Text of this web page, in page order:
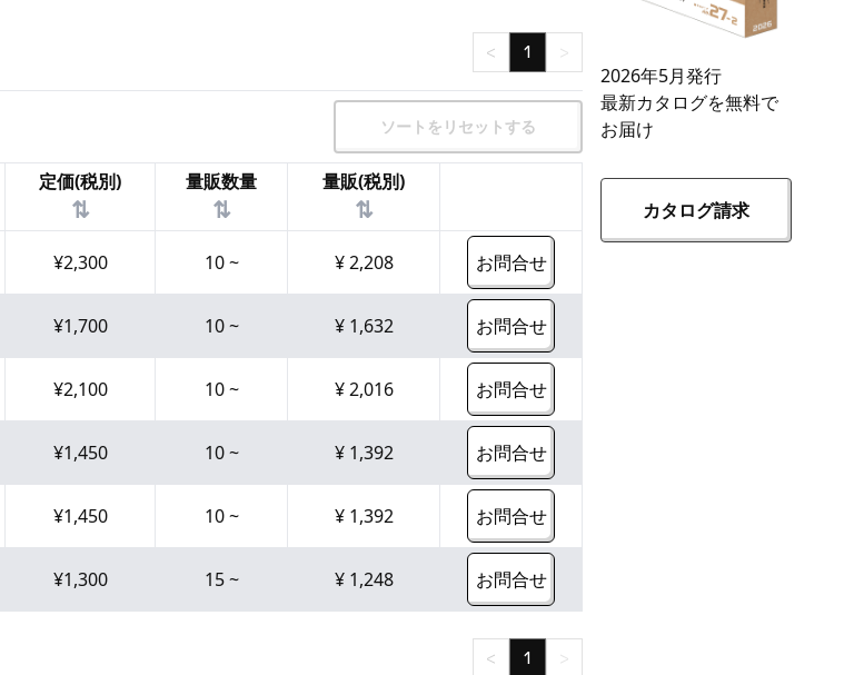
< 1 >
ソートをリセットする
定価(税別)
⇅
量販数量
⇅
量販(税別)
⇅
¥2,300 10~ ¥2,208 お問合せ
¥1,700 10~ ¥ 1,632 お問合せ
¥2,100 10~ ¥2,016 お問合せ
¥1,450 10~ ¥ 1,392 お問合せ
¥1,450 10~ ¥ 1,392 お問合せ
¥1,300 15~ ¥ 1,248 お問合せ
< 1 >
2026年5月発行
最新カタログを無料で
お届け
カタログ請求